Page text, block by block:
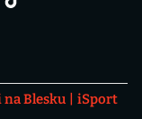
Blesku
iSport